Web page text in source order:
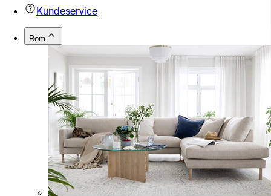
Kundeservice
Rom